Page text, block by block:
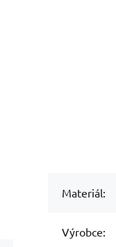
Materiál:
Výrobce: